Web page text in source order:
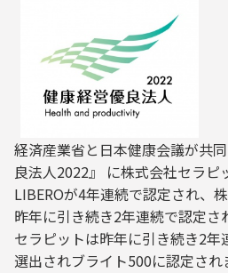
経済産業省と日本健康会議が共
良法人2022』 に株式会社セラピ
LIBEROが4年連続で認定され、
昨年に引き続き2年連続で認定さ
セラピットは昨年に引き続き2年
選出されブライト500に認定され